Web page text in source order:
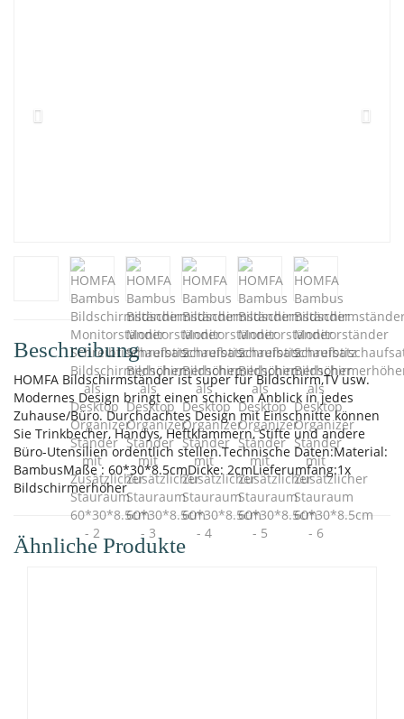
Beschreibung
HOMFA Bildschirmständer ist super für Bildschirm,TV usw.
Modernes Design bringt einen schicken Anblick in jedes
Zuhause/Büro. Durchdachtes Design mit Einschnitte können
Sie Trinkbecher, Handys, Heftklammern, Stifte und andere
Büro-Utensilien ordentlich stellen.Technische Daten:Material:
BambusMaße : 60*30*8.5cmDicke: 2cmLieferumfang:1x
Bildschirmerhöher
Ähnliche Produkte